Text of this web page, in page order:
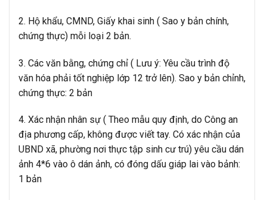
2. Hộ khẩu, CMND, Giấy khai sinh ( Sao y bản chính,
chứng thực) mỗi loại 2 bản.
3. Các văn bằng, chứng chỉ ( Lưu ý: Yêu cầu trình độ
văn hóa phải tốt nghiệp lớp 12 trở lên). Sao y bản chỉnh,
chứng thực: 2 bản
4. Xác nhận nhân sự ( Theo mẫu quy định, do Công an
địa phương cấp, không được viết tay. Có xác nhận của
UBND xã, phường nơi thực tập sinh cư trú) yêu cầu dán
ảnh 4*6 vào ô dán ảnh, có đóng dấu giáp lai vào bảnh:
1 bản